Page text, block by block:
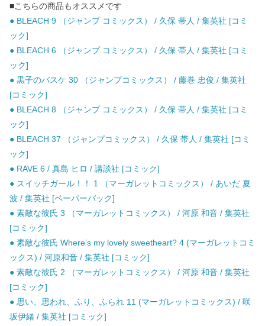
■こちらの商品もオススメです
● BLEACH 9 （ジャンプ コミックス） / 久保 帯人 / 集英社 [コミ
ック]
● BLEACH 6 （ジャンプ コミックス） / 久保 帯人 / 集英社 [コミ
ック]
● 黒子のバスケ 30 （ジャンプコミックス） / 藤巻 忠俊 / 集英社
[コミック]
● BLEACH 8 （ジャンプ コミックス） / 久保 帯人 / 集英社 [コミ
ック]
● BLEACH 37 （ジャンプコミックス） / 久保 帯人 / 集英社 [コミ
ック]
● RAVE 6 / 真島 ヒロ / 講談社 [コミック]
● スイッチガール！！ 1 （マーガレットコミックス） / あいだ 夏
波 / 集英社 [ペーパーバック]
● 素敵な彼氏 3 （マーガレットコミックス） / 河原 和音 / 集英社
[コミック]
● 素敵な彼氏 Where’s my lovely sweetheart? 4 (マーガレットコミ
ックス) / 河原和音 / 集英社 [コミック]
● 素敵な彼氏 2 （マーガレットコミックス） / 河原 和音 / 集英社
[コミック]
● 思い、思われ、ふり、ふられ 11 (マーガレットコミックス) / 咲
坂伊緒 / 集英社 [コミック]